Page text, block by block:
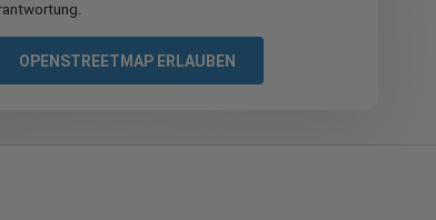
OPENSTREETMAP ERLAUBEN